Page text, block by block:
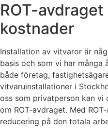
ROT-
kostnader
Installation av vitvaror är
basis och som vi har många
både företag,
vitvaruinstallationer i
oss som privatperson kan vi
om ROT-avdraget. Med
reducering på den totala